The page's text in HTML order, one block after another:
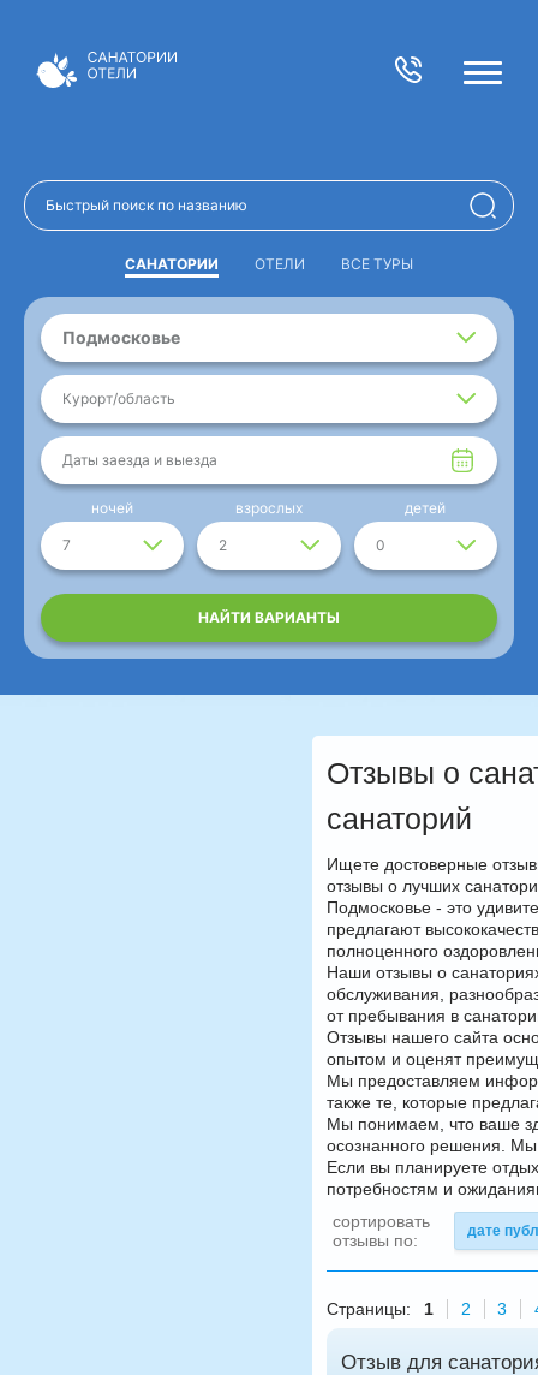
САНАТОРИИ ОТЕЛИ ВСЕ ТУРЫ
Подмосковье
Курорт/область
Даты заезда и выезда
7
ночей
2
взрослых
0
детей
НАЙТИ ВАРИАНТЫ
Отзывы о
санаторий
Ищете достоверные
отзывы о лучших
Подмосковье - это
предлагают
полноценного
Наши отзывы о
обслуживания,
от пребывания в
Отзывы нашего сайта
опытом и оценят
Мы предоставляем
также те, которые
Мы понимаем, что ваше
осознанного решения. Мы
Если вы планируете
потребностям и
сортировать
отзывы по:
дате
Страницы: 1 2 3
Отзыв для